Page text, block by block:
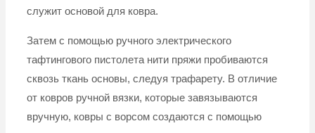
служит основой для ковра.
Затем с помощью ручного электрического
тафтингового пистолета нити пряжи пробиваются
сквозь ткань основы, следуя трафарету. В отличие
от ковров ручной вязки, которые завязываются
вручную, ковры с ворсом создаются с помощью